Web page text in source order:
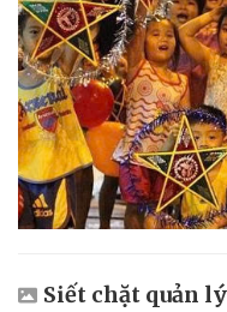
Siết chặt quản